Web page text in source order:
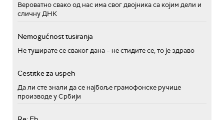
Вероватно свако од нас има свог двојника са којим дели и
сличну ДНК
Nemogućnost tusiranja
Не туширате се сваког дана – не стидите се, то је здраво
Cestitke za uspeh
Да ли сте знали да се најбоље грамофонске ручице
производе у Србији